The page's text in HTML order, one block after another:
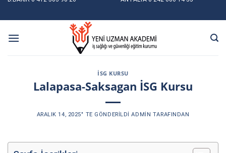
İSG KURSU
Lalapasa-Saksagan İSG Kursu
ARALIK 14, 2025’' TE GÖNDERILDI ADMIN TARAFINDAN